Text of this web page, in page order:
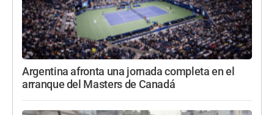
Argentina afronta una jornada completa en el
arranque del Masters de Canadá